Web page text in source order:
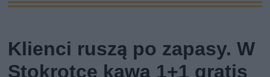
Klienci ruszą po zapasy. W
Stokrotce kawa 1+1 gratis